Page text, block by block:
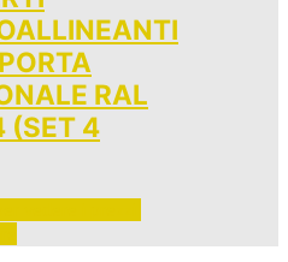
RAL
(SET 4